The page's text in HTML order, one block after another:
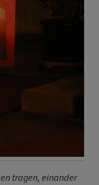
tragen, einander